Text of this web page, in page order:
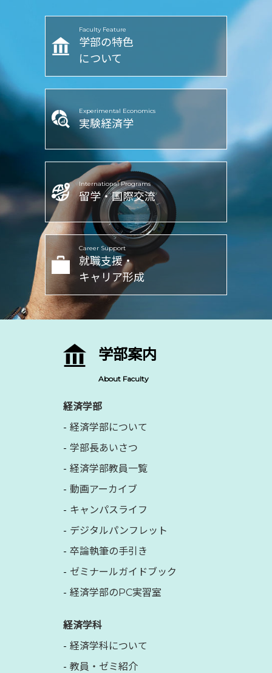
Faculty Feature
学部の特色
について
Experimental Economics
実験経済学
International Programs
留学・国際交流
Career Support
就職支援・
キャリア形成
学部案内
About Faculty
経済学部
経済学部について
学部長あいさつ
経済学部教員一覧
動画アーカイブ
キャンパスライフ
デジタルパンフレット
卒論執筆の手引き
ゼミナールガイドブック
経済学部のPC実習室
経済学科
経済学科について
教員・ゼミ紹介